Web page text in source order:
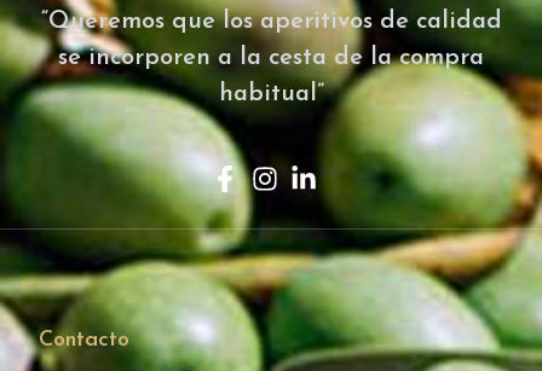
“Queremos que los aperitivos de calidad
se incorporen a la cesta de la compra
habitual”
Contacto